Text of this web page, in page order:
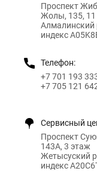
Проспект
Жолы, 135, 11
Алмалинский
индекс
Телефон:
+7 701 193
+7 705 121
Сервисный
Проспект
143А, 3 этаж
Жетысуский
индекс